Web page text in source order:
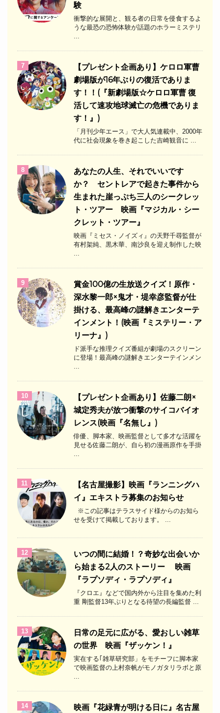
験
衝撃的な展開と、観る者の日常を侵食するよ
うな最恐の恐怖体験が話題のホラーミステリ
...
7
【プレゼント企画あり】ケロロ軍曹
劇場版が16年ぶりの復活でありま
す！！(『新劇場版☆ケロロ軍曹 復
活して速攻地球滅亡の危機でありま
す！』)
「月刊少年エース」で大人気連載中、2000年
代に社会現象を巻き起こした吉崎観音に ...
8
あなたの人生、それでいいです
か？ セントレアで起きた事件から
生まれた崖っぷち三人のシークレッ
ト・ツアー 映画『マジカル・シー
クレット・ツアー』
映画『ミセス・ノイズィ』の天野千尋監督が
有村架純、黒木華、南沙良を迎え制作した映
...
9
​賞金100億の生放送クイズ！原作・
深水黎一郎×鬼才・堤幸彦監督が仕
掛ける、最高峰の謎解きエンターテ
インメント！(映画『ミステリー・ア
リーナ』)
ド派手な推理クイズ番組が劇場のスクリーン
に登場！最高峰の謎解きエンターテインメン
...
10
【プレゼント企画あり】佐藤二朗×
城定秀夫が放つ衝撃のサイコバイオ
レンス(映画『名無し』)
俳優、脚本家、映画監督として多才な活躍を
見せる佐藤二朗が、自ら初の漫画原作を手掛
...
11
【名古屋撮影】映画『ランニングハ
イ』エキストラ募集のお知らせ
※この記事はテラスサイド様からのお知ら
せを受けて掲載しております。 ...
12
いつの間に結婚！？奇妙な出会いか
ら始まる2人のストーリー 映画
『ラプソディ・ラプソディ』
『クロエ』などで国内外から注目を集めた利
重 剛監督13年ぶりとなる待望の長編監督 ...
13
日常の足元に広がる、愛おしい雑草
の世界 映画『ザッケン！』
実在する｢雑草研究部」をモチーフに脚本家
で映画監督の上村奈帆がモノガタリラボと原
...
14
映画『花緑青が明ける日に』名古屋